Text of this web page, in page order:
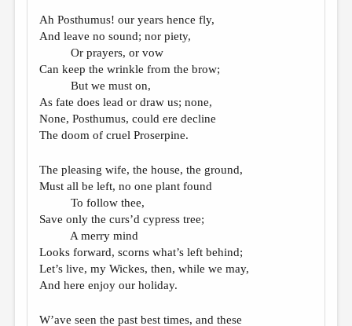
Ah Posthumus! our years hence fly,
And leave no sound; nor piety,
Or prayers, or vow
Can keep the wrinkle from the brow;
But we must on,
As fate does lead or draw us; none,
None, Posthumus, could ere decline
The doom of cruel Proserpine.
The pleasing wife, the house, the ground,
Must all be left, no one plant found
To follow thee,
Save only the curs’d cypress tree;
A merry mind
Looks forward, scorns what’s left behind;
Let’s live, my Wickes, then, while we may,
And here enjoy our holiday.
W’ave seen the past best times, and these